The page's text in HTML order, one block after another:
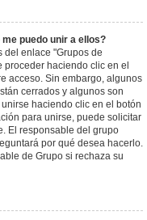
puedo unir a ellos?
del enlace "Grupos de
haciendo clic en el
acceso. Sin embargo, algunos
cerrados y algunos son
haciendo clic en el botón
para unirse, puede solicitar
El responsable del grupo
por qué desea hacerlo.
de Grupo si rechaza su